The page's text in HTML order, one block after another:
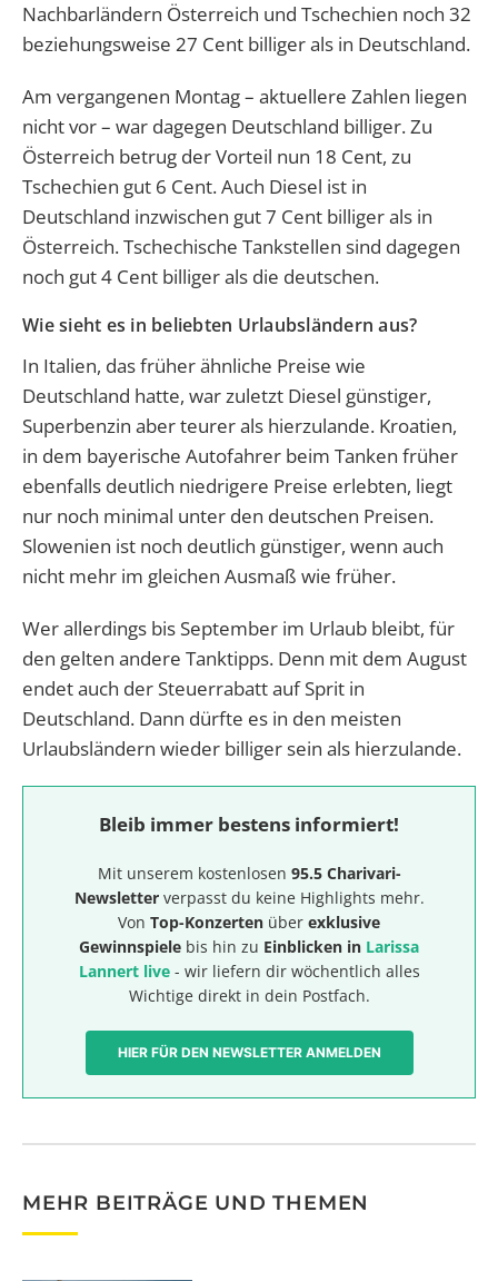
Nachbarländern Österreich und Tschechien noch 32
beziehungsweise 27 Cent billiger als in Deutschland.
Am vergangenen Montag – aktuellere Zahlen liegen
nicht vor – war dagegen Deutschland billiger. Zu
Österreich betrug der Vorteil nun 18 Cent, zu
Tschechien gut 6 Cent. Auch Diesel ist in
Deutschland inzwischen gut 7 Cent billiger als in
Österreich. Tschechische Tankstellen sind dagegen
noch gut 4 Cent billiger als die deutschen.
Wie sieht es in beliebten Urlaubsländern aus?
In Italien, das früher ähnliche Preise wie
Deutschland hatte, war zuletzt Diesel günstiger,
Superbenzin aber teurer als hierzulande. Kroatien,
in dem bayerische Autofahrer beim Tanken früher
ebenfalls deutlich niedrigere Preise erlebten, liegt
nur noch minimal unter den deutschen Preisen.
Slowenien ist noch deutlich günstiger, wenn auch
nicht mehr im gleichen Ausmaß wie früher.
Wer allerdings bis September im Urlaub bleibt, für
den gelten andere Tanktipps. Denn mit dem August
endet auch der Steuerrabatt auf Sprit in
Deutschland. Dann dürfte es in den meisten
Urlaubsländern wieder billiger sein als hierzulande.
Bleib immer bestens informiert!
Mit unserem kostenlosen 95.5 Charivari-
Newsletterverpasst du keine Highlights mehr.
Von Top-Konzerten über exklusive
Gewinnspiele bis hin zu Einblicken in Larissa
Lannert live- wir liefern dir wöchentlich alles
Wichtige direkt in dein Postfach.
HIER FÜR DEN NEWSLETTER ANMELDEN
MEHR BEITRÄGE UND THEMEN